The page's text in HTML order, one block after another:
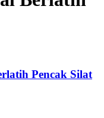
Pencak Silat